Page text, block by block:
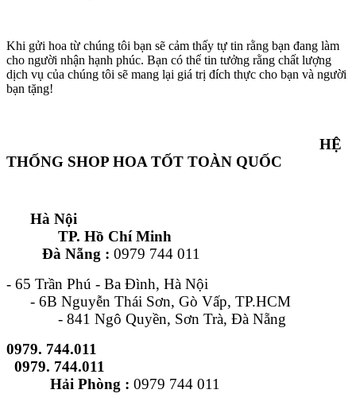
Khi gửi hoa từ chúng tôi bạn sẽ cảm thấy tự tin rằng bạn đang làm
cho người nhận hạnh phúc. Bạn có thể tin tưởng rằng chất lượng
dịch vụ của chúng tôi sẽ mang lại giá trị đích thực cho bạn và người
bạn tặng!
HỆ
THỐNG SHOP HOA TỐT TOÀN QUỐC
Hà Nội
TP. Hồ Chí Minh
Đà Nẵng : 0979 744 011
- 65 Trần Phú - Ba Đình, Hà Nội
- 6B Nguyễn Thái Sơn, Gò Vấp, TP.HCM
- 841 Ngô Quyền, Sơn Trà, Đà Nẵng
0979. 744.011
0979. 744.011
Hải Phòng : 0979 744 011